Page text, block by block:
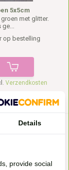
5x5cm
met glitter.
ge...
op bestelling
Verzendkosten
Details
provide social